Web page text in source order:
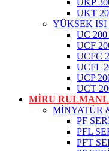
UKP
UKT
YÜKSEK
UC
UCF
UCFC
UCFL
UCP
UCT
MİRU
MİNYATÜR
PF
PFL
PFT